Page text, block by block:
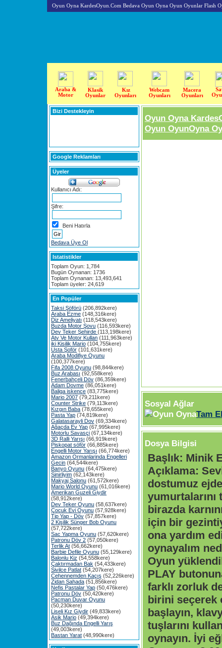
Oyun Oyna KardesOyun.Com Bedava Oyun Oyna Oyun Oyunlar Flash
Araba &
Motor
Klasik
Oyunlar
Kız
Oyunları
Webcam
Oyunları
Macera
Oyunları
Bizi Destekleyin
Google Reklamları
Üyeler
Kullanıcı Adı:
Şifre:
Beni Hatırla
Bedava Üye Ol
Istatistikler
Toplam Oyun: 1,784
Bugün Oynanan: 1736
Toplam Oynanan: 13,493,641
Toplam üyeler: 24,619
En Popüler
Taksi Şöförü (206,892kere)
Araba Ezme (148,316kere)
Diz Ameliyatı (118,543kere)
Buzda Motor Şovu (116,593kere)
Dev Teker Şehirde (113,198kere)
Atv Ve Motor Kullan (111,963kere)
iki Kisilik Mario (104,755kere)
Usta Şoför (101,631kere)
Araba Modifiye Oyunu
(100,377kere)
Fifa 2008 Oyunu (98,844kere)
Buz Arabası (92,558kere)
Fenerbahçeli Döv (86,359kere)
Adam Dovme (86,051kere)
Baliga iskence (83,775kere)
Mario 2007 (79,211kere)
Counter Strike (79,113kere)
Kızgın Baba (78,655kere)
Pasta Yap (74,819kere)
Galatasarayli Dov (69,334kere)
Ağaçda Ev Yap (67,995kere)
Motorlu Savasçi (67,134kere)
3D Ralli Yarışı (66,919kere)
Piskopat söför (66,885kere)
Engelli Motor Yarışı (66,774kere)
Amazon Ormanlarinda Engelleri
Gecin (64,544kere)
Banyo Oyunu (64,475kere)
Sinirliyim (62,143kere)
Makyaj Salonu (61,572kere)
Mario World Oyunu (61,016kere)
Amerikan Guzeli Giydir
(58,912kere)
Dev Teker Oyunu (58,637kere)
Çocuk Evi Oyunu (57,928kere)
Tip Yap - Döv (57,857kere)
2 Kişilik Sünger Bob Oyunu
(57,722kere)
Sac Yapma Oyunu (57,620kere)
Patronu Döv 2 (57,050kere)
Terlik At (56,662kere)
Barbie Defile Oyunu (55,129kere)
Balonlu Kiz (54,558kere)
Çaktırmadan Bak (54,433kere)
Sivilce Patlat (54,207kere)
Cehennemden Kaçış (52,226kere)
Zidan Sahada (51,856kere)
Nefis Pastalar Yap (50,476kere)
Patronu Döv (50,420kere)
Pacman Duvar Oyunu
(50,230kere)
Liseli Kız Giydir (49,833kere)
Asik Mario (49,394kere)
Buz Dağında Engelli Yarış
(49,003kere)
Bastan Yarat (48,990kere)
Oyun Oyna
Oyun OyunOyna
Sosyal Ağlar
Tam
Dosya Bilgisi
Başlık: Minik
Açıklama:
dostumuz
yumurtalarını
birazda
için bir
ona yardım
oynayalım
Oyun
PLAY
farklı zorluk
birini seçerek
başlayın,
tuşlarını
oynayın. İyi